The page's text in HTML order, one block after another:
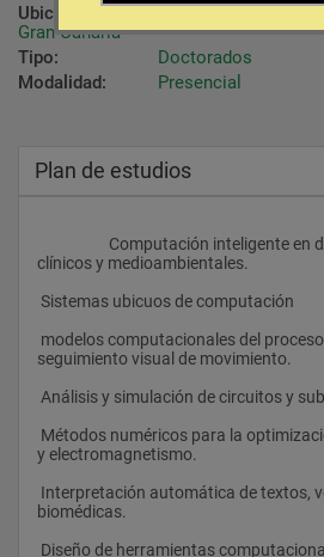
Ubicación:
Las Palmas de
Gran Canaria
Tipo:
Doctorados
Modalidad:
Presencial
Plan de estudios
clínicos y medioambientales.
Sistemas ubicuos de computación
seguimiento visual de movimiento.
Análisis y simulación de circuitos y
y electromagnetismo.
biomédicas.